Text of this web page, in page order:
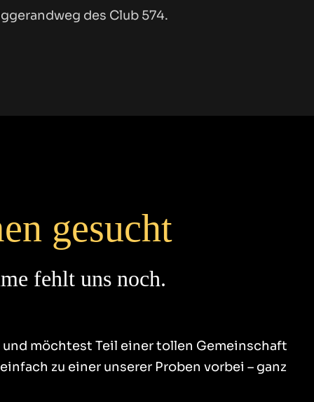
des Club 574.
gesucht
fehlt uns noch.
und möchtest Teil einer tollen Gemeinschaft
zu einer unserer Proben vorbei – ganz